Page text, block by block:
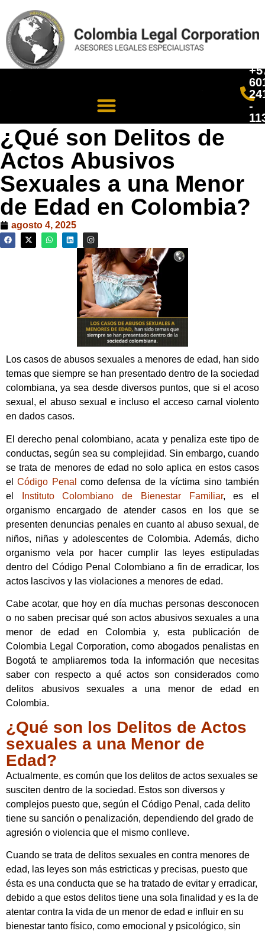
-
¿Qué son Delitos de
Actos Abusivos
Sexuales a una Menor
de Edad en Colombia?
agosto 4, 2025
Los casos de abusos sexuales a menores de edad, han sido
temas que siempre se han presentado dentro de la sociedad
colombiana, ya sea desde diversos puntos, que si el acoso
sexual, el abuso sexual e incluso el acceso carnal violento
en dados casos.
El derecho penal colombiano, acata y penaliza este tipo de
conductas, según sea su complejidad. Sin embargo, cuando
se trata de menores de edad no solo aplica en estos casos
elCódigo Penal
como defensa de la víctima sino también
el
Instituto Colombiano de Bienestar Familiar, es el
organismo encargado de atender casos en los que se
presenten denuncias penales en cuanto al abuso sexual, de
niños, niñas y adolescentes de Colombia. Además, dicho
organismo vela por hacer cumplir las leyes estipuladas
dentro del Código Penal Colombiano a fin de erradicar, los
actos lascivos y las violaciones a menores de edad.
Cabe acotar, que hoy en día muchas personas desconocen
o no saben precisar qué son actos abusivos sexuales a una
menor de edad en Colombia y, esta publicación de
Colombia Legal Corporation, como abogados penalistas en
Bogotá te ampliaremos toda la información que necesitas
saber con respecto a qué actos son considerados como
delitos abusivos sexuales a una menor de edad en
Colombia.
¿Qué son los Delitos de Actos
sexuales a una Menor de
Edad?
Actualmente, es común que los delitos de actos sexuales se
susciten dentro de la sociedad. Estos son diversos y
complejos puesto que, según el Código Penal, cada delito
tiene su sanción o penalización, dependiendo del grado de
agresión o violencia que el mismo conlleve.
Cuando se trata de delitos sexuales en contra menores de
edad, las leyes son más estricticas y precisas, puesto que
ésta es una conducta que se ha tratado de evitar y erradicar,
debido a que estos delitos tiene una sola finalidad y es la de
atentar contra la vida de un menor de edad e influir en su
bienestar tanto físico, como emocional y psicológico, sin